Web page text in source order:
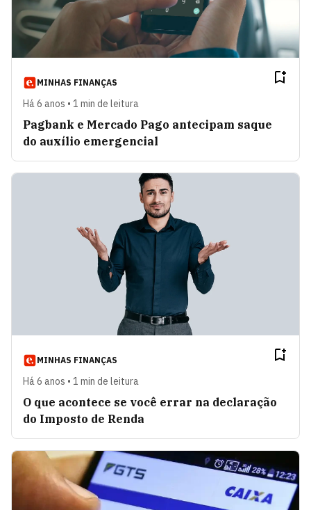
MINHAS FINANÇAS
Há 6 anos • 1 min de leitura
Pagbank e Mercado Pago antecipam saque
do auxílio emergencial
MINHAS FINANÇAS
Há 6 anos • 1 min de leitura
O que acontece se você errar na declaração
do Imposto de Renda